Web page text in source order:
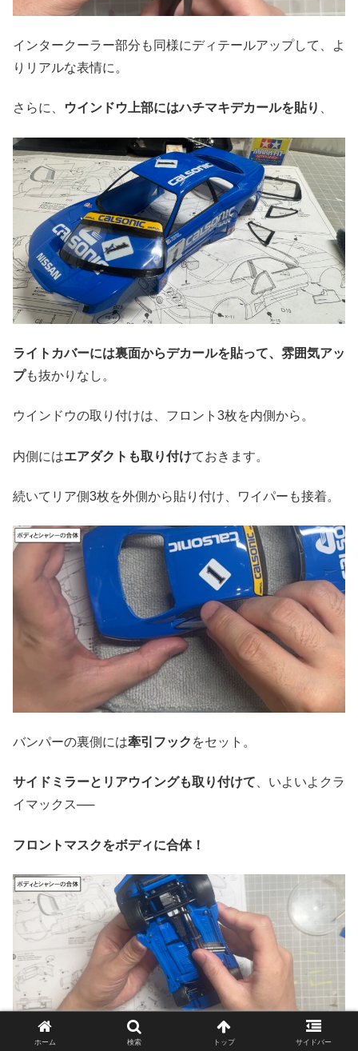
インタークーラー部分も同様にディテールアップして、よ
りリアルな表情に。
さらに、 ウインドウ上部にはハチマキデカールを貼り
ライトカバーには裏面からデカールを貼って、雰囲気アッ
プも抜かりなし。
ウインドウの取り付けは、フロント3枚を内側から。
内側にはエアダクトも取り付けておきます。
続いてリア側3枚を外側から貼り付け、ワイパーも接着。
バンパーの裏側には牽引フック をセット。
サイドミラーとリアウイングも取り付けて 、いよいよクラ
イマックス──
フロントマスクをボディに合体！
ホーム 検索 トップ サイドバー